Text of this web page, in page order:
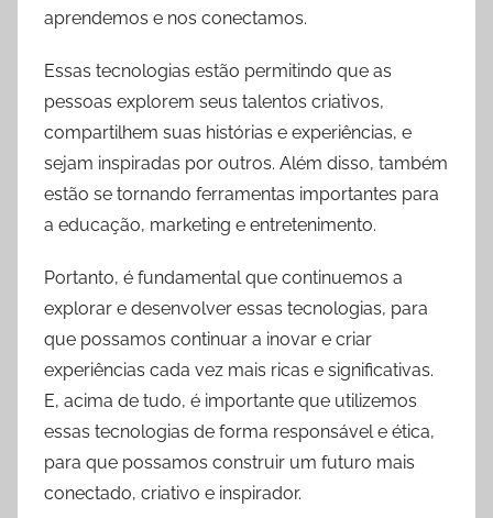
aprendemos e nos conectamos.
Essas tecnologias estão permitindo que as
pessoas explorem seus talentos criativos,
compartilhem suas histórias e experiências, e
sejam inspiradas por outros. Além disso, também
estão se tornando ferramentas importantes para
a educação, marketing e entretenimento.
Portanto, é fundamental que continuemos a
explorar e desenvolver essas tecnologias, para
que possamos continuar a inovar e criar
experiências cada vez mais ricas e significativas.
E, acima de tudo, é importante que utilizemos
essas tecnologias de forma responsável e ética,
para que possamos construir um futuro mais
conectado, criativo e inspirador.